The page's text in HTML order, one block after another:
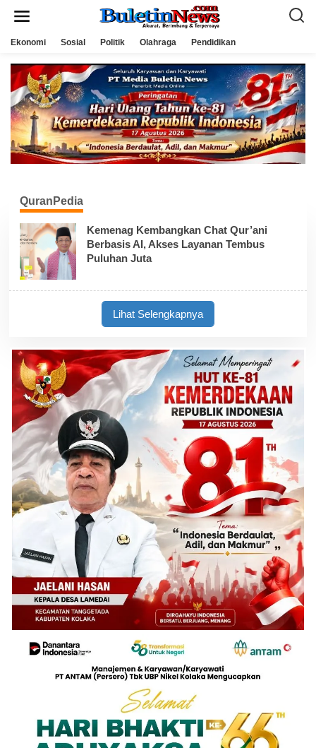
Ekonomi Sosial Politik Olahraga Pendidikan
QuranPedia
Kemenag Kembangkan Chat Qur’ani
Berbasis AI, Akses Layanan Tembus
Puluhan Juta
Lihat Selengkapnya